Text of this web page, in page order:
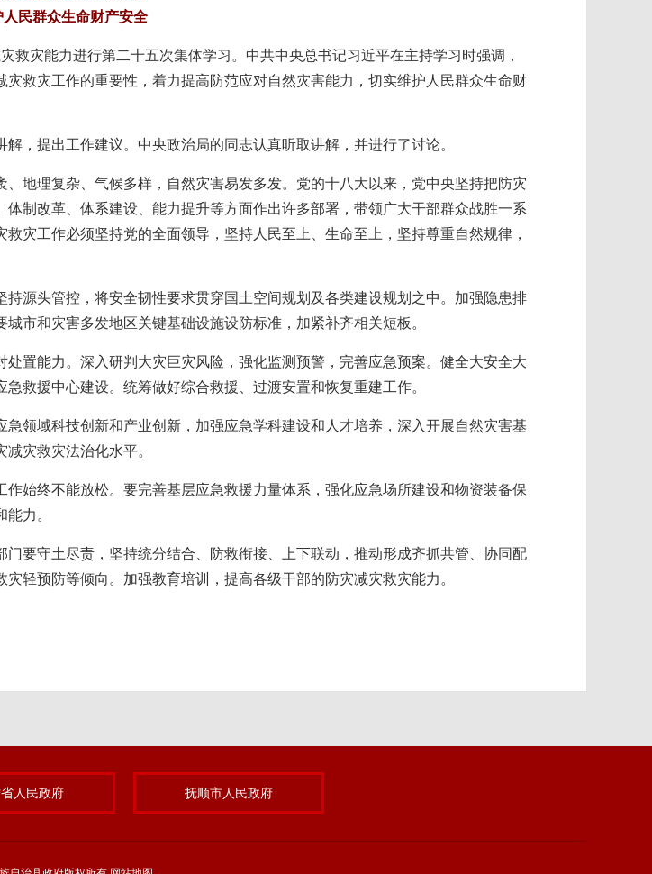
人民群众生命财产安全
救灾能力进行第二十五次集体学习。中共中央总书记习近平在主持学习时强调，
救灾工作的重要性，着力提高防范应对自然灾害能力，切实维护人民群众生命财
，提出工作建议。中央政治局的同志认真听取讲解，并进行了讨论。
地理复杂、气候多样，自然灾害易发多发。党的十八大以来，党中央坚持把防灾
制改革、体系建设、能力提升等方面作出许多部署，带领广大干部群众战胜一系
灾工作必须坚持党的全面领导，坚持人民至上、生命至上，坚持尊重自然规律，
源头管控，将安全韧性要求贯穿国土空间规划及各类建设规划之中。加强隐患排
市和灾害多发地区关键基础设施设防标准，加紧补齐相关短板。
置能力。深入研判大灾巨灾风险，强化监测预警，完善应急预案。健全大安全大
救援中心建设。统筹做好综合救援、过渡安置和恢复重建工作。
领域科技创新和产业创新，加强应急学科建设和人才培养，深入开展自然灾害基
灾救灾法治化水平。
始终不能放松。要完善基层应急救援力量体系，强化应急场所建设和物资装备保
力。
要守土尽责，坚持统分结合、防救衔接、上下联动，推动形成齐抓共管、协同配
轻预防等倾向。加强教育培训，提高各级干部的防灾减灾救灾能力。
人民政府 抚顺市人民政府